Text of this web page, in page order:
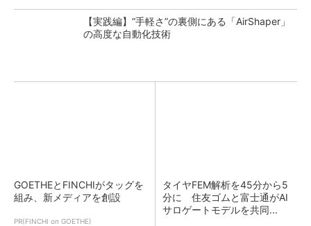
【実践編】“手軽さ”の裏側にある「AirShaper」
の高度な自動化技術
GOETHEとFINCHIがタッグを
組み、新メディアを創設
PR(FINCHI on GOETHE)
タイヤFEM解析を45分から5
分に 住友ゴムと富士通がAI
サロゲートモデルを共同...